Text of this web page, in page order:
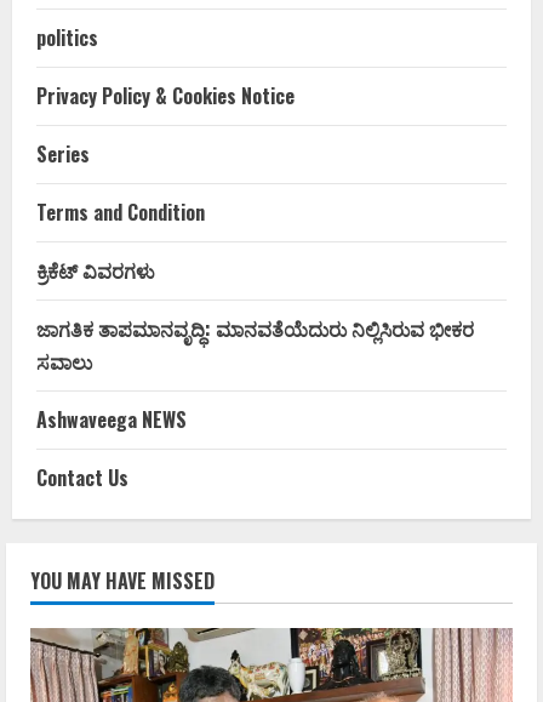
politics
Privacy Policy & Cookies Notice
Series
Terms and Condition
ಕ್ರಿಕೆಟ್ ವಿವರಗಳು
ಜಾಗತಿಕ ತಾಪಮಾನವೃದ್ಧಿ: ಮಾನವತೆಯೆದುರು ನಿಲ್ಲಿಸಿರುವ ಭೀಕರ
ಸವಾಲು
Ashwaveega NEWS
Contact Us
YOU MAY HAVE MISSED